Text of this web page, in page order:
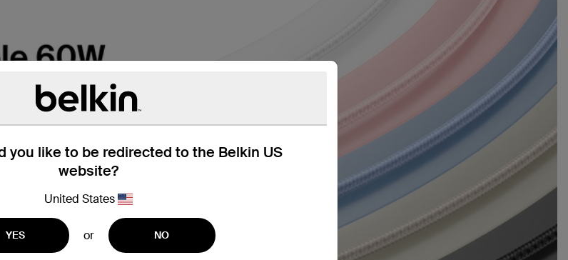
you like to be redirected to the Belkin US
website?
United States
YES or NO